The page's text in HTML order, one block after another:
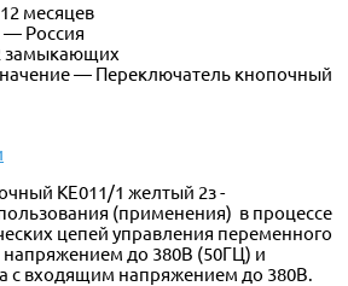
месяцев
— Россия
замыкающих
— Переключатель кнопочный
КЕ011/1 желтый 2з -
(применения) в процессе
цепей управления переменного
до 380В (50ГЦ) и
с входящим напряжением до 380В.